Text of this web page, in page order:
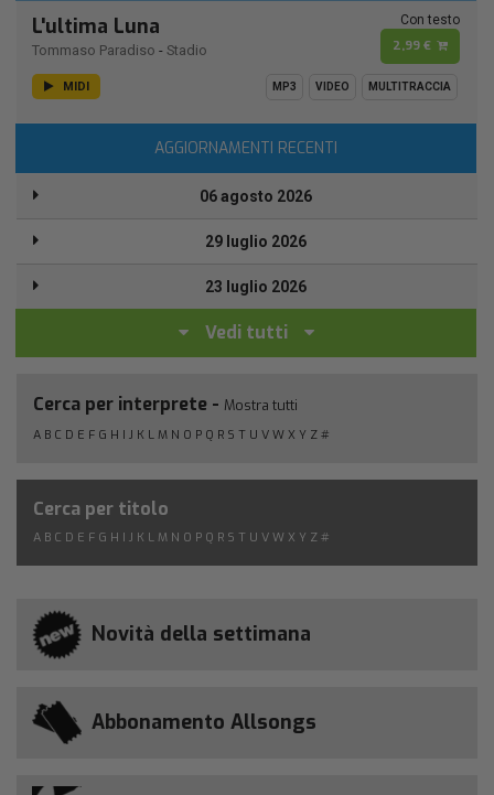
L'ultima Luna
Tommaso Paradiso - Stadio
Con testo
2,99 €
MIDI MP3 VIDEO MULTITRACCIA
AGGIORNAMENTI RECENTI
06 agosto 2026
29 luglio 2026
23 luglio 2026
Vedi tutti
Cerca per interprete - Mostra tutti
A B C D E F G H I J K L M N O P Q R S T U V W X Y Z #
Cerca per titolo
A B C D E F G H I J K L M N O P Q R S T U V W X Y Z #
Novità della settimana
Abbonamento Allsongs